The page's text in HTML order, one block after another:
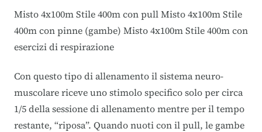
Misto 4x100m Stile 400m con pull Misto 4x100m Stile
400m con pinne (gambe) Misto 4x100m Stile 400m con
esercizi di respirazione
Con questo tipo di allenamento il sistema neuro-
muscolare riceve uno stimolo specifico solo per circa
1/5 della sessione di allenamento mentre per il tempo
restante, “riposa”. Quando nuoti con il pull, le gambe